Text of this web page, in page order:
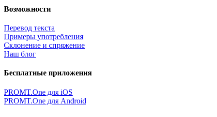
Возможности
Перевод текста
Примеры употребления
Склонение и спряжение
Наш блог
Бесплатные приложения
PROMT.One для iOS
PROMT.One для Android